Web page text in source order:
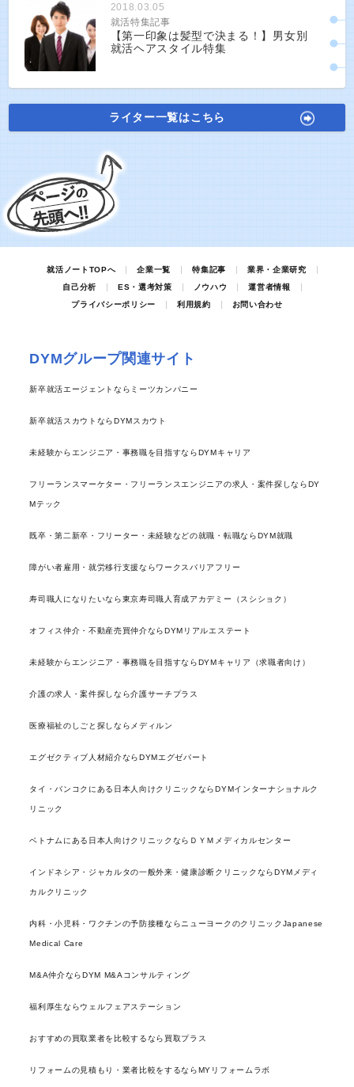
2018.03.05
就活特集記事
【第一印象は髪型で決まる！】男女別
就活ヘアスタイル特集
ライター一覧はこちら
就活ノートTOPへ 企業一覧 特集記事
業界・企業研究
自己分析
ES・選考対策 ノウハウ
運営者情報
プライバシーポリシー
利用規約 お問い合わせ
DYMグループ関連サイト
新卒就活エージェントならミーツカンパニー
新卒就活スカウトならDYMスカウト
未経験からエンジニア・事務職を目指すならDYMキャリア
フリーランスマーケター・フリーランスエンジニアの求人・案件探しならDY
Mテック
既卒・第二新卒・フリーター・未経験などの就職・転職ならDYM就職
障がい者雇用・就労移行支援ならワークスバリアフリー
寿司職人になりたいなら東京寿司職人育成アカデミー（スシショク）
オフィス仲介・不動産売買仲介ならDYMリアルエステート
未経験からエンジニア・事務職を目指すならDYMキャリア（求職者向け）
介護の求人・案件探しなら介護サーチプラス
医療福祉のしごと探しならメディルン
エグゼクティブ人材紹介ならDYMエグゼパート
タイ・バンコクにある日本人向けクリニックならDYMインターナショナルク
リニック
ベトナムにある日本人向けクリニックならＤＹＭメディカルセンター
インドネシア・ジャカルタの一般外来・健康診断クリニックならDYMメディ
カルクリニック
内科・小児科・ワクチンの予防接種ならニューヨークのクリニックJapanese
Medical Care
M&A仲介ならDYM M&Aコンサルティング
福利厚生ならウェルフェアステーション
おすすめの買取業者を比較するなら買取プラス
リフォームの見積もり・業者比較をするならMYリフォームラボ